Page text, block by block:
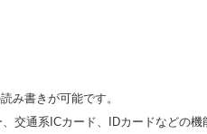
み書きが可能です。
交通系ICカード、IDカードなどの機